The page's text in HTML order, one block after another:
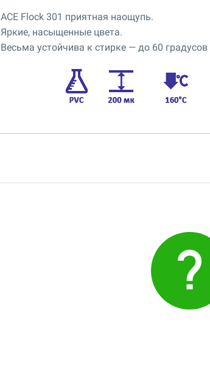
ACE Flock 301 приятная наощупь.
Яркие, насыщенные цвета.
Весьма устойчива к стирке — до 60 градусов